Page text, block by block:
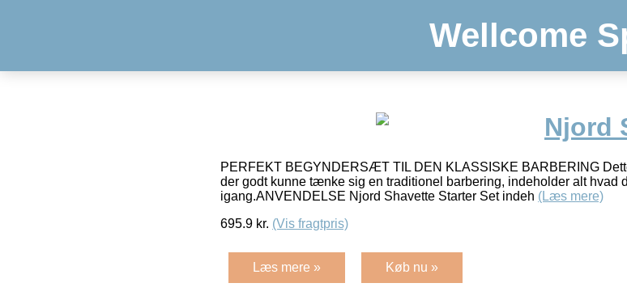
Wellcome
Njord
PERFEKT BEGYNDERSÆT TIL DEN KLASSISKE BARBERING
der godt kunne tænke sig en traditionel barbering, indeholder alt hvad
igang.ANVENDELSE Njord Shavette Starter Set indeh (Læs mere)
695.9 kr. (Vis fragtpris)
Læs mere » Køb nu »